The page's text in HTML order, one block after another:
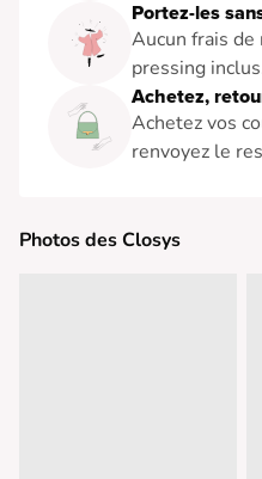
Portez-les
Aucun frais
pressing
Achetez,
Achetez vos
renvoyez le
Photos des Closys